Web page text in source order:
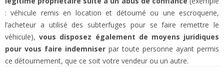
: véhicule remis en location et détourné ou une escroquerie,
l’acheteur a utilisé des subterfuges pour se faire remettre le
véhicule),vous disposez également de moyens juridiques
pour vous faire indemniserpar toute personne ayant permis
ce détournement, que ce soit votre vendeur ou un autre.